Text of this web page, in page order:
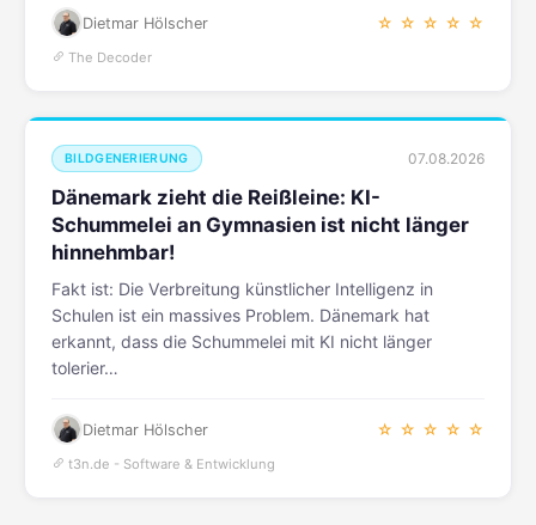
Dietmar Hölscher ☆ ☆ ☆ ☆ ☆
The Decoder
BILDGENERIERUNG 07.08.2026
Dänemark zieht die Reißleine: KI-
Schummelei an Gymnasien ist nicht länger
hinnehmbar!
Fakt ist: Die Verbreitung künstlicher Intelligenz in
Schulen ist ein massives Problem. Dänemark hat
erkannt, dass die Schummelei mit KI nicht länger
tolerier…
Dietmar Hölscher ☆ ☆ ☆ ☆ ☆
t3n.de - Software & Entwicklung